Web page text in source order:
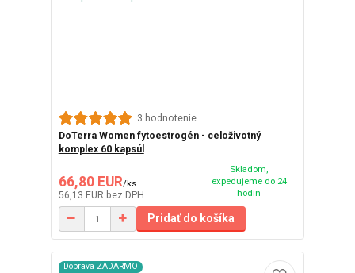
3 hodnotenie
DoTerra Women fytoestrogén - celoživotný
komplex 60 kapsúl
66,80 EUR/ks
56,13 EUR bez DPH
Skladom,
expedujeme do 24
hodín
Pridať do košíka
Doprava ZADARMO